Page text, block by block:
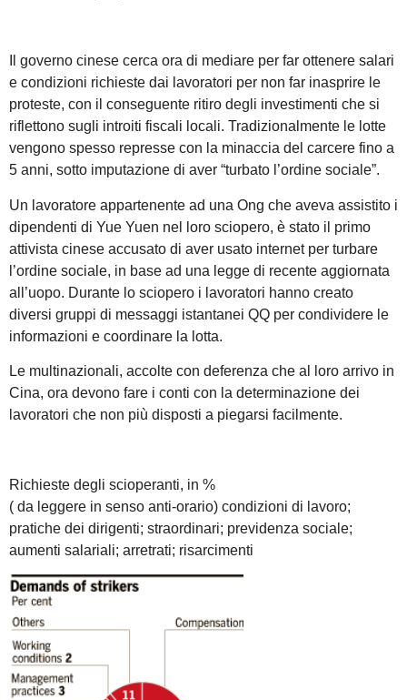
Il governo cinese cerca ora di mediare per far ottenere salari
e condizioni richieste dai lavoratori per non far inasprire le
proteste, con il conseguente ritiro degli investimenti che si
riflettono sugli introiti fiscali locali. Tradizionalmente le lotte
vengono spesso represse con la minaccia del carcere fino a
5 anni, sotto imputazione di aver “turbato l’ordine sociale”.
Un lavoratore appartenente ad una Ong che aveva assistito i
dipendenti di Yue Yuen nel loro sciopero, è stato il primo
attivista cinese accusato di aver usato internet per turbare
l’ordine sociale, in base ad una legge di recente aggiornata
all’uopo. Durante lo sciopero i lavoratori hanno creato
diversi gruppi di messaggi istantanei QQ per condividere le
informazioni e coordinare la lotta.
Le multinazionali, accolte con deferenza che al loro arrivo in
Cina, ora devono fare i conti con la determinazione dei
lavoratori che non più disposti a piegarsi facilmente.
Richieste degli scioperanti, in %
( da leggere in senso anti-orario) condizioni di lavoro;
pratiche dei dirigenti; straordinari; previdenza sociale;
aumenti salariali; arretrati; risarcimenti